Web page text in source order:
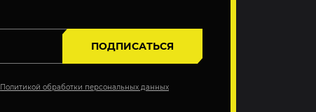
ПОДПИСАТЬСЯ
Политикой обработки персональных данных